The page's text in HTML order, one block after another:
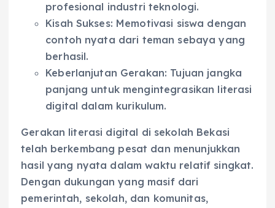
profesional industri teknologi.
Kisah Sukses: Memotivasi siswa dengan
contoh nyata dari teman sebaya yang
berhasil.
Keberlanjutan Gerakan: Tujuan jangka
panjang untuk mengintegrasikan literasi
digital dalam kurikulum.
Gerakan literasi digital di sekolah Bekasi
telah berkembang pesat dan menunjukkan
hasil yang nyata dalam waktu relatif singkat.
Dengan dukungan yang masif dari
pemerintah, sekolah, dan komunitas,